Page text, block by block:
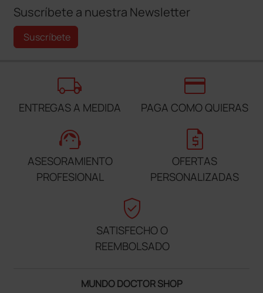
Suscríbete a nuestra Newsletter
Suscríbete
local_shipping
ENTREGAS A MEDIDA
credit_card
PAGA COMO QUIERAS
support_agent
ASESORAMIENTO
PROFESIONAL
request_quote
OFERTAS
PERSONALIZADAS
verified_user
SATISFECHO O
REEMBOLSADO
MUNDO DOCTOR SHOP